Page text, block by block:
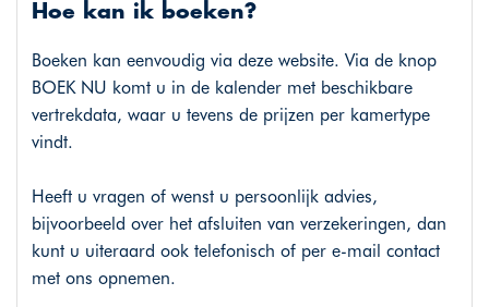
Hoe kan ik boeken?
Boeken kan eenvoudig via deze website. Via de knop
BOEK NU komt u in de kalender met beschikbare
vertrekdata, waar u tevens de prijzen per kamertype
vindt.
Heeft u vragen of wenst u persoonlijk advies,
bijvoorbeeld over het afsluiten van verzekeringen, dan
kunt u uiteraard ook telefonisch of per e-mail contact
met ons opnemen.